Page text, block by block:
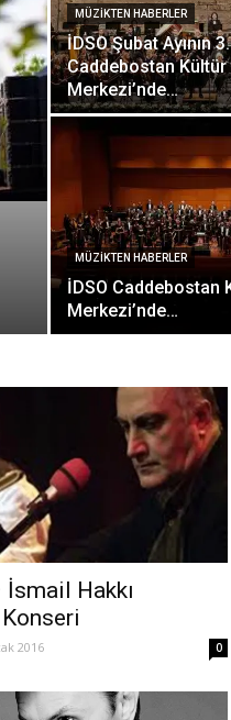
MÜZIKTEN HABERLER
İDSO Şubat Ayının
Caddebostan Kültür
Merkezi’nde…
MÜZIKTEN HABERLER
İDSO Caddebostan
Merkezi’nde…
İsmail Hakkı
2016 0